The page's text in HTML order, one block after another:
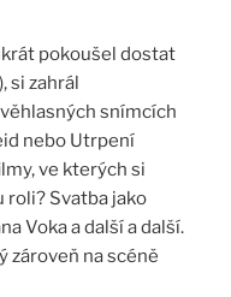
pokoušel dostat
si zahrál
snímcích
nebo Utrpení
ve kterých si
roli? Svatba jako
Voka a další a další.
zároveň na scéně